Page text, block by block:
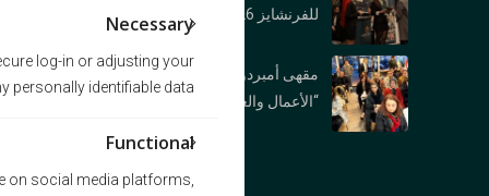
Necessary
log-in or adjusting your
personally identifiable data.
Functional
on social media platforms,
فرع بورارد : 1306 Burrard St., Vancouver, BC V6Z
2B8
فرع وست جورجیا : 1306 1328 W Georgia St,
Vancouver, BC V6E 4R9
للفرنشايز 2026
مقهى أمبردو ينظم بنجاح ندوة
“الأعمال والعلاقات العامة في كندا”